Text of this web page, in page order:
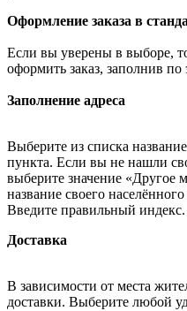
Оформление заказа в
Если вы уверены в выборе,
оформить заказ, заполнив
Заполнение адреса
Выберите из списка
пункта. Если вы не нашли
выберите значение «Другое
название своего
Введите правильный индекс.
Доставка
В зависимости от места
доставки. Выберите любой